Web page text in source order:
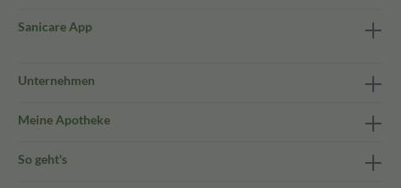
Sanicare App
Unternehmen
Meine Apotheke
So geht's